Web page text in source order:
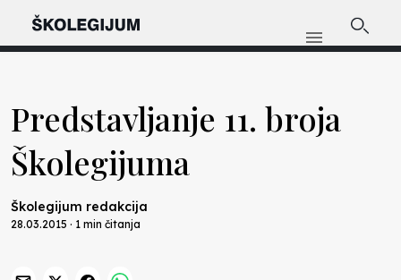
Predstavljanje 11. broja
Školegijuma
Školegijum redakcija
28.03.2015 · 1 min čitanja